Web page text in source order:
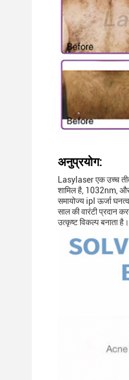
अनुप्रयोग:
Lasylaser एक उच्च
शामिल है, 1032nm,
समायोज्य ipl ऊर्जा
साल की वारंटी प्रदान
उत्कृष्ट विकल्प बनाता है।